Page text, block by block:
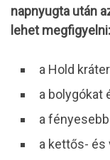
napnyugta után
lehet megfigyelni:
a Hold
a bolygókat
a
a kettős- és